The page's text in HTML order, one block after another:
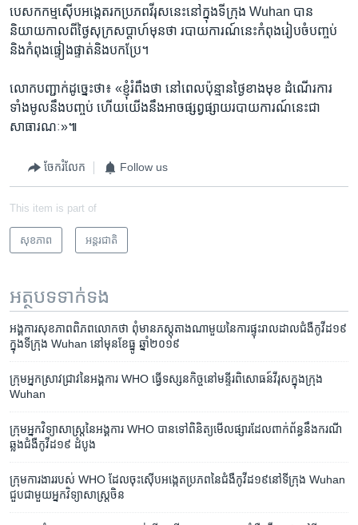
បេសកកម្ម​ស៊ើប​អង្កេត​រក​ប្រភព​វីរុស​នេះ​នៅ​ក្នុង​ទីក្រុង Wuhan បាន​
និយាយ​កាលពី​ថ្ងៃ​សុក្រ​សប្ដាហ៍​មុន​ថា របាយការណ៍​នេះ​កំពុង​រៀបចំ​បញ្ចប់
និង​កំពុង​ផ្ទៀងផ្ទាត់​និង​បកប្រែ។
លោក​បញ្ជាក់​ដូច្នេះ​ថា៖ «ខ្ញុំ​រំពឹង​ថា នៅ​ពេល​ប៉ុន្មាន​ថ្ងៃ​ខាង​មុខ ដំណើរការ​
ទាំង​មូល​នឹង​បញ្ចប់ ហើយ​យើង​នឹង​អាច​ផ្សព្វផ្សាយ​របាយការណ៍​នេះ​ជា​
សាធារណៈ»៕
ចែករំលែក Follow us
This item is part of
សុខភាព អន្តរជាតិ
អត្ថបទ​ទាក់ទង
អង្គការ​សុខភាព​ពិភព​លោក​ថា​ ពុំ​មាន​ភស្តុតាង​ណា​មួយ​នៃ​ការ​​ផ្ទុះ​រាល​ដាល​​ជំងឺ​កូវីដ​១៩
​​ក្នុង​ទីក្រុង Wuhan នៅ​មុន​ខែ​ធ្នូ​ ឆ្នាំ​២០១៩
ក្រុម​អ្នក​ស្រាវជ្រាវ​នៃ​អង្គការ​ WHO ​ធ្វើ​ទស្សនកិច្ច​នៅ​មន្ទីរពិសោធន៍​វីរុស​ក្នុង​ក្រុង​
Wuhan
ក្រុម​អ្នក​វិទ្យាសាស្ត្រ​នៃ​អង្គការ WHO បាន​ទៅ​ពិនិត្យ​មើល​ផ្សារ​ដែល​ពាក់ព័ន្ធ​នឹង​ករណី​
ឆ្លង​ជំងឺ​កូវីដ១៩ ដំបូង
ក្រុមការងារ​របស់ WHO ដែល​ចុះ​ស៊ើបអង្កេត​ប្រភព​នៃ​ជំងឺ​កូវីដ១៩​នៅ​ទីក្រុង Wuhan
ជួប​ជាមួយ​អ្នកវិទ្យាសាស្ត្រ​ចិន